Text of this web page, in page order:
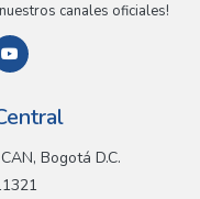
canales oficiales!
Bogotá D.C.